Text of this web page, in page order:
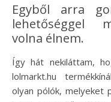
Egyből arra
lehetőséggel
volna élnem.
Így hát nekiláttam,
lolmarkt.hu
olyan pólók, melyeket